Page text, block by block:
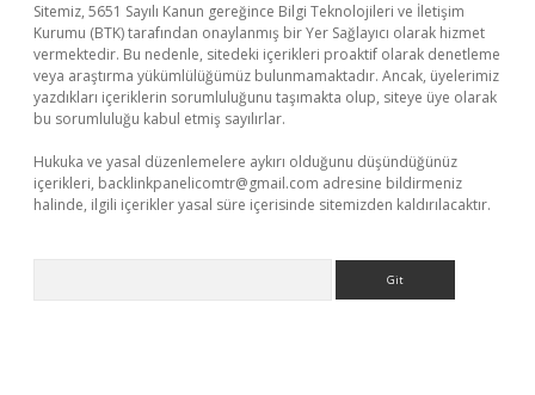
Sitemiz, 5651 Sayılı Kanun gereğince Bilgi Teknolojileri ve İletişim
Kurumu (BTK) tarafından onaylanmış bir Yer Sağlayıcı olarak hizmet
vermektedir. Bu nedenle, sitedeki içerikleri proaktif olarak denetleme
veya araştırma yükümlülüğümüz bulunmamaktadır. Ancak, üyelerimiz
yazdıkları içeriklerin sorumluluğunu taşımakta olup, siteye üye olarak
bu sorumluluğu kabul etmiş sayılırlar.
Hukuka ve yasal düzenlemelere aykırı olduğunu düşündüğünüz
içerikleri, backlinkpanelicomtr@gmail.com adresine bildirmeniz
halinde, ilgili içerikler yasal süre içerisinde sitemizden kaldırılacaktır.